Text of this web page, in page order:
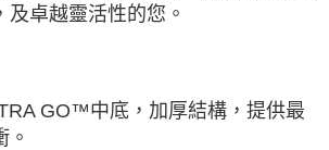
及卓越靈活性的您。
GO™中底，加厚結構，提供最
。